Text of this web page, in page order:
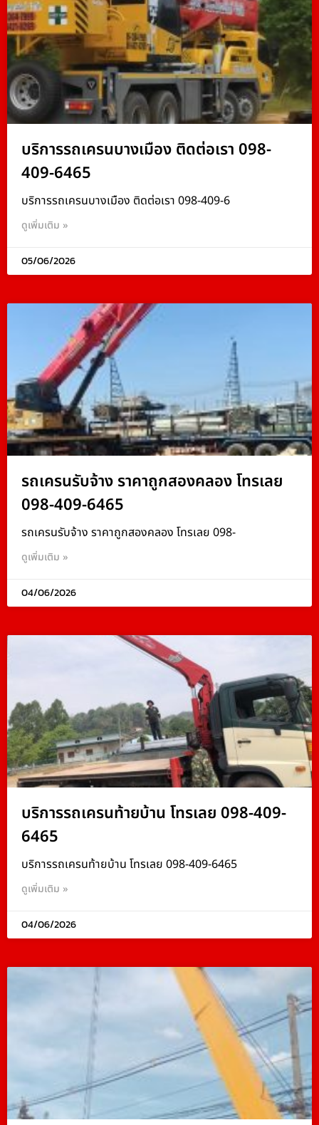
บริการรถเครนบางเมือง ติดต่อเรา 098-
409-6465
บริการรถเครนบางเมือง ติดต่อเรา 098-409-6
ดูเพิ่มเติม »
05/06/2026
รถเครนรับจ้าง ราคาถูกสองคลอง โทรเลย
098-409-6465
รถเครนรับจ้าง ราคาถูกสองคลอง โทรเลย 098-
ดูเพิ่มเติม »
04/06/2026
บริการรถเครนท้ายบ้าน โทรเลย 098-409-
6465
บริการรถเครนท้ายบ้าน โทรเลย 098-409-6465
ดูเพิ่มเติม »
04/06/2026